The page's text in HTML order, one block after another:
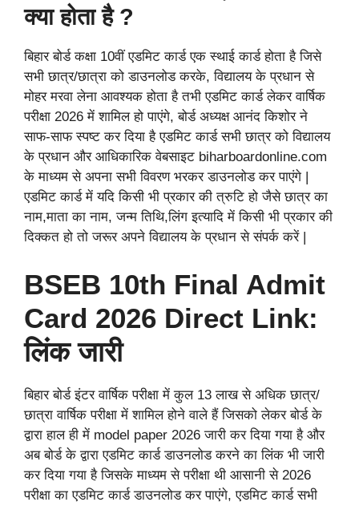
क्या होता है ?
बिहार बोर्ड कक्षा 10वीं एडमिट कार्ड एक स्थाई कार्ड होता है जिसे
सभी छात्र/छात्रा को डाउनलोड करके, विद्यालय के प्रधान से
मोहर मरवा लेना आवश्यक होता है तभी एडमिट कार्ड लेकर वार्षिक
परीक्षा 2026 में शामिल हो पाएंगे, बोर्ड अध्यक्ष आनंद किशोर ने
साफ-साफ स्पष्ट कर दिया है एडमिट कार्ड सभी छात्र को विद्यालय
के प्रधान और आधिकारिक वेबसाइट biharboardonline.com
के माध्यम से अपना सभी विवरण भरकर डाउनलोड कर पाएंगे |
एडमिट कार्ड में यदि किसी भी प्रकार की त्रुटि हो जैसे छात्र का
नाम,माता का नाम, जन्म तिथि,लिंग इत्यादि में किसी भी प्रकार की
दिक्कत हो तो जरूर अपने विद्यालय के प्रधान से संपर्क करें |
BSEB 10th Final Admit
Card 2026 Direct Link:
लिंक जारी
बिहार बोर्ड इंटर वार्षिक परीक्षा में कुल 13 लाख से अधिक छात्र/
छात्रा वार्षिक परीक्षा में शामिल होने वाले हैं जिसको लेकर बोर्ड के
द्वारा हाल ही में model paper 2026 जारी कर दिया गया है और
अब बोर्ड के द्वारा एडमिट कार्ड डाउनलोड करने का लिंक भी जारी
कर दिया गया है जिसके माध्यम से परीक्षा थी आसानी से 2026
परीक्षा का एडमिट कार्ड डाउनलोड कर पाएंगे, एडमिट कार्ड सभी